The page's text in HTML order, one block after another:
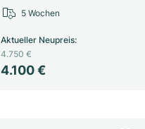
4.100 €
Aktueller Neupreis:
4.750 €
5 Wochen